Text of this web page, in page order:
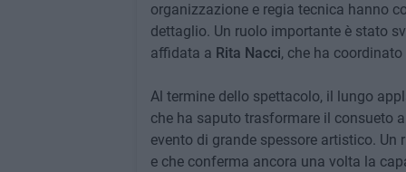
organizzazione e regia tecnica hanno
dettaglio. Un ruolo importante è stato
affidata a Rita Nacci, che ha
Al termine dello spettacolo, il lungo
che ha saputo trasformare il consueto
evento di grande spessore artistico.
e che conferma ancora una volta la